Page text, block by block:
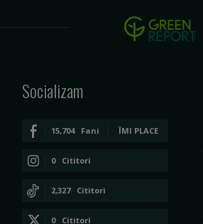
Socializam
15,704 Fani ÎMI PLACE
0 Cititori
CONECTAȚI-VĂ
2,327 Cititori
0 Cititori